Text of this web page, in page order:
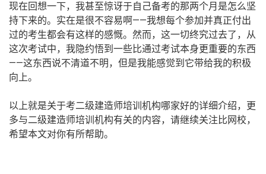
现在回想一下，我甚至惊讶于自己备考的那两个月是怎么坚
持下来的。实在是很不容易啊——我想每个参加并真正付出
过的考生都会有这样的感慨。然而，这一切终究过去了，从
这次考试中，我隐约悟到一些比通过考试本身更重要的东西
——这东西说不清道不明，但是我能感觉到它带给我的积极
向上。
以上就是关于考二级建造师培训机构哪家好的详细介绍，更
多与二级建造师培训机构有关的内容，请继续关注比网校，
希望本文对你有所帮助。